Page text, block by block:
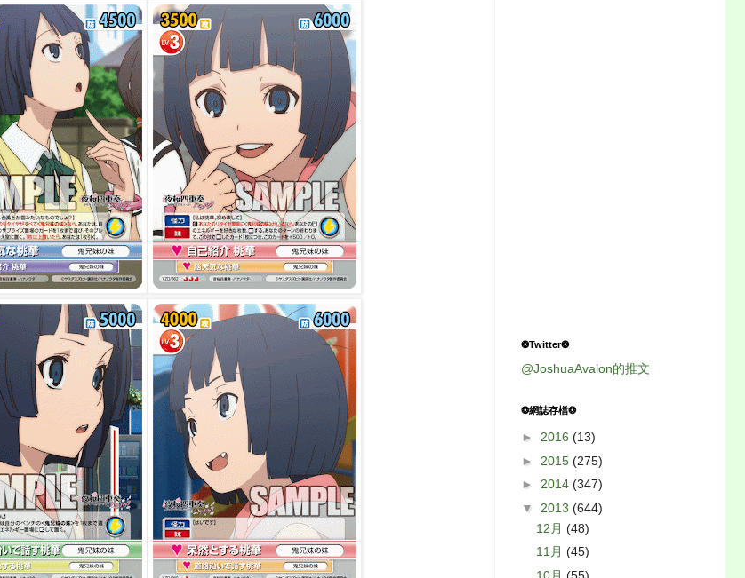
❂Twitter❂
@JoshuaAvalon的推文
❂網誌存檔❂
► 2016 (13)
► 2015 (275)
► 2014 (347)
▼ 2013 (644)
12月 (48)
11月 (45)
10月 (55)